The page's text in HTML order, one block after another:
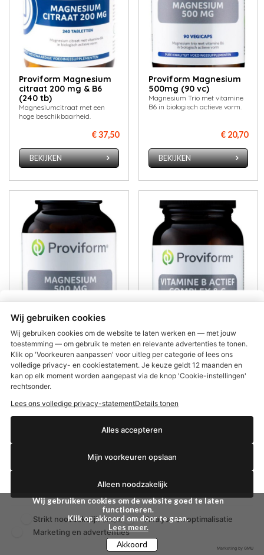
Proviform Magnesium
citraat 200 mg & B6
(240 tb)
Magnesiumcitraat met een
hoge beschikbaarheid.
€ 37,50
BEKIJKEN
Proviform Magnesium
500mg (90 vc)
Magnesium Trio met vitamine
B6 in biologisch actieve vorm.
€ 20,70
BEKIJKEN
Proviform Magnesium
500mg (180 vc)
Magnesium Trio met vitamine
B6 in biologisch actieve vorm
Proviform Vitamine B
actief complex & C (60
vc)
Wij gebruiken cookies om de website goed te laten
functioneren.
Klik op akkoord om door te gaan.
Lees meer.
Akkoord
Wij gebruiken cookies
Wij gebruiken cookies om de website te laten werken en — met jouw
toestemming — om gebruik te meten en relevante advertenties te tonen.
Klik op 'Voorkeuren aanpassen' voor uitleg per categorie of lees ons
volledige privacy- en cookiestatement. Je keuze geldt 12 maanden en
kan op elk moment worden aangepast via de knop 'Cookie-instellingen'
rechtsonder.
Lees ons volledige privacy-statementDetails tonen
Alles accepteren
Mijn voorkeuren opslaan
Alleen noodzakelijk
Strikt noodzakelijk(altijd)
Analyse en optimalisatie
Marketing en advertenties
Marketing by GMU
€2,50 korting?
Ja, ik wil korting